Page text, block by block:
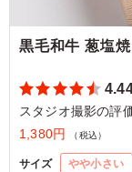
黒毛和牛 葱塩
スタジオ撮影の評
1,380円
（税込）
サイズ やや小さい